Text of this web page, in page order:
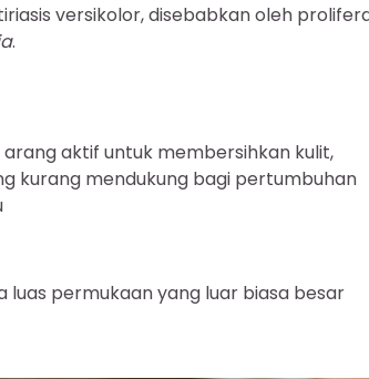
versikolor, disebabkan oleh
.
aktif untuk membersihkan kulit,
kurang mendukung bagi pertumbuhan
permukaan yang luar biasa besar